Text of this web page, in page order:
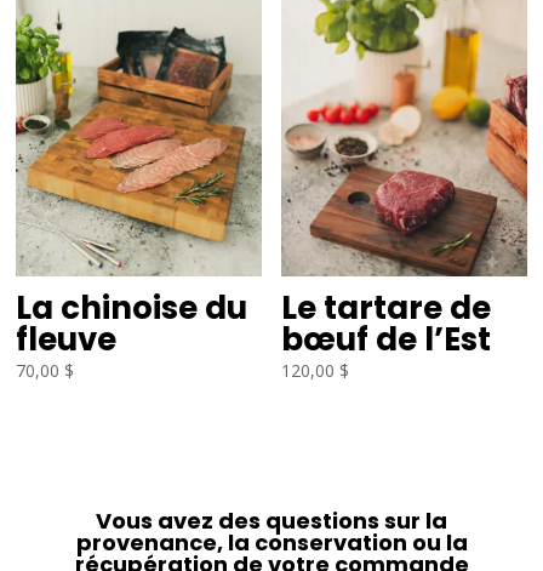
La chinoise du
fleuve
70,00 $
Le tartare de
bœuf de l’Est
120,00 $
Vous avez des questions sur la
provenance, la conservation ou la
récupération de votre commande